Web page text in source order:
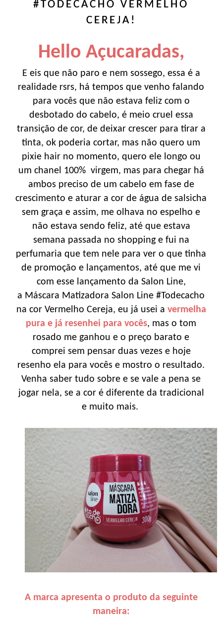
#TODECACHO VERMELHO
CEREJA!
Hello Açucaradas,
E eis que não paro e nem sossego, essa é a
realidade rsrs, há tempos que venho falando
para vocês que não estava feliz com o
desbotado do cabelo, é meio cruel essa
transição de cor, de deixar crescer para tirar a
tinta, ok poderia cortar, mas não quero um
pixie hair no momento, quero ele longo ou
um chanel 100% virgem, mas para chegar há
ambos preciso de um cabelo em fase de
crescimento e aturar a cor de água de salsicha
sem graça e assim, me olhava no espelho e
não estava sendo feliz, até que estava
semana passada no shopping e fui na
perfumaria que tem nele para ver o que tinha
de promoção e lançamentos, até que me vi
com esse lançamento da Salon Line,
a Máscara Matizadora Salon Line #Todecacho
na cor Vermelho Cereja, eu já usei a vermelha
pura e já resenhei para vocês, mas o tom
rosado me ganhou e o preço barato e
comprei sem pensar duas vezes e hoje
resenho ela para vocês e mostro o resultado.
Venha saber tudo sobre e se vale a pena se
jogar nela, se a cor é diferente da tradicional
e muito mais.
A marca apresenta o produto da seguinte
maneira: